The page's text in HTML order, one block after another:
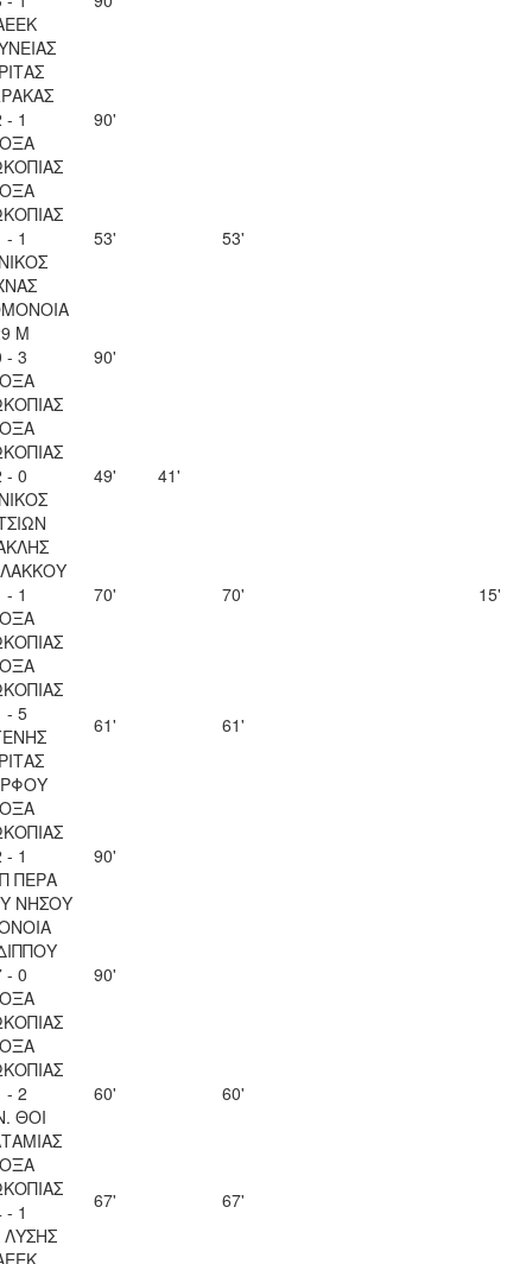
- 1
90'
- 1
53' 53'
Μ
- 3
90'
- 0
49' 41'
- 1
70' 70' 15'
- 5
61' 61'
- 1
ΠΕΡΑ
ΝΗΣΟΥ
90'
- 0
90'
- 2
ΘΟΙ
60' 60'
- 1
ΛΥΣΗΣ
67' 67'